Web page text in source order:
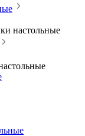
настольные